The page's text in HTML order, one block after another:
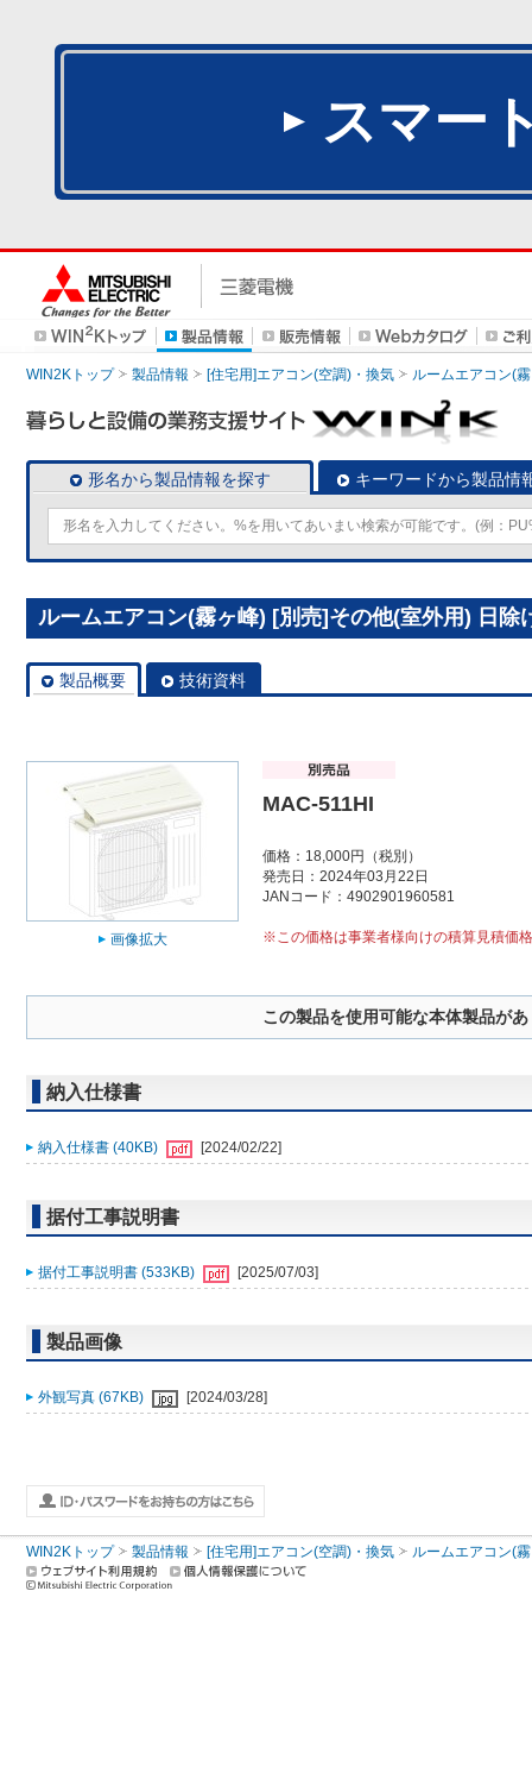
スマー
WIN2Kトップ 製品情報 [住宅用]エアコン(空調)・換気 ルームエアコン(
形名から製品情報を探す キーワードから製品情
ルームエアコン(霧ヶ峰) [別売]その他(室外用) 日除
製品概要 技術資料
画像拡大
MAC-511HI
価格：18,000円（税別）
発売日：2024年03月22日
JANコード：4902901960581
※この価格は事業者様向けの積算見積価
この製品を使用可能な本体製品が
納入仕様書
納入仕様書 (40KB) [2024/02/22]
据付工事説明書
据付工事説明書 (533KB) [2025/07/03]
製品画像
外観写真 (67KB) [2024/03/28]
WIN2Kトップ 製品情報 [住宅用]エアコン(空調)・換気 ルームエアコン(